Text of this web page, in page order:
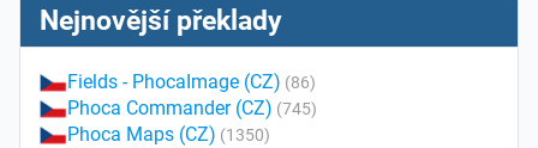
Nejnovější překlady
Fields - PhocaImage (CZ) (86)
Phoca Commander (CZ) (745)
Phoca Maps (CZ) (1350)